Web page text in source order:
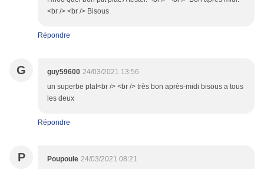
<br /> <br /> Bisous
Répondre
G guy59600 24/03/2021 13:56
un superbe plat<br /> <br /> très bon après-midi bisous a tous
les deux
Répondre
P Poupoule 24/03/2021 08:21